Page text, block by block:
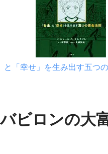
「幸せ」を生み出す五つ
ビロンの大